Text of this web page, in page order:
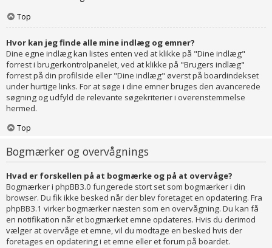
Top
Hvor kan jeg finde alle mine indlæg og emner?
Dine egne indlæg kan listes enten ved at klikke på "Dine indlæg"
forrest i brugerkontrolpanelet, ved at klikke på "Brugers indlæg"
forrest på din profilside eller "Dine indlæg" øverst på boardindekset
under hurtige links. For at søge i dine emner bruges den avancerede
søgning og udfyld de relevante søgekriterier i overenstemmelse
hermed.
Top
Bogmærker og overvågnings
Hvad er forskellen på at bogmærke og på at overvåge?
Bogmærker i phpBB3.0 fungerede stort set som bogmærker i din
browser. Du fik ikke besked når der blev foretaget en opdatering. Fra
phpBB3.1 virker bogmærker næsten som en overvågning. Du kan få
en notifikation når et bogmærket emne opdateres. Hvis du derimod
vælger at overvåge et emne, vil du modtage en besked hvis der
foretages en opdatering i et emne eller et forum på boardet.